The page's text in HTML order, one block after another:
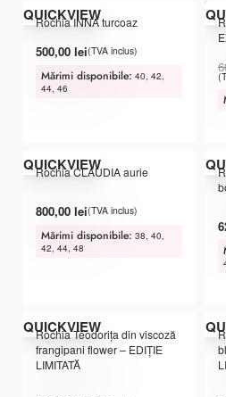
QUICKVIEW
Rochia INNA turcoaz
500,00 lei(TVA inclus)
Mărimi disponibile: 40, 42,
44, 46
-
QUICKVIEW
Rochia CLAUDIA aurie
Evaluat la5.00din 5
800,00 lei(TVA inclus)
Mărimi disponibile: 38, 40,
42, 44, 48
QUICKVIEW
Rochia Teodorița din viscoză
frangipani flower – EDIȚIE
LIMITATĂ